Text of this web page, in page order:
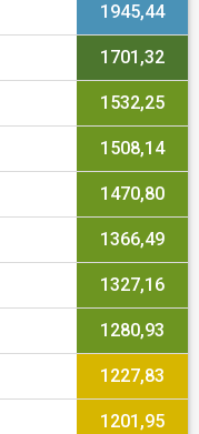
1945,44
1701,32
1532,25
1508,14
1470,80
1366,49
1327,16
1280,93
1227,83
1201,95